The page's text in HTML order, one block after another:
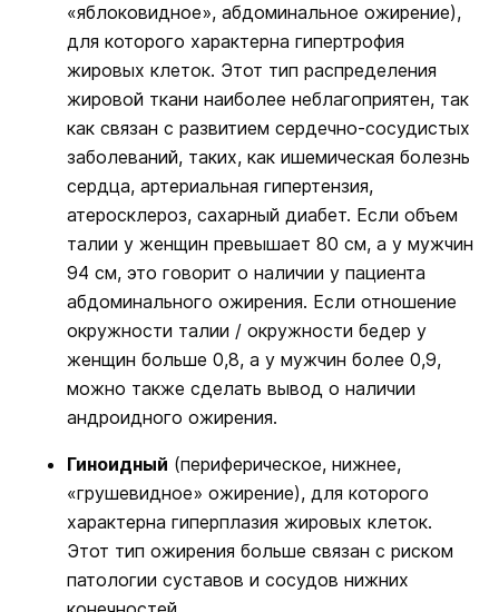
«яблоковидное», абдоминальное ожирение),
для которого характерна гипертрофия
жировых клеток. Этот тип распределения
жировой ткани наиболее неблагоприятен, так
как связан с развитием сердечно-сосудистых
заболеваний, таких, как ишемическая болезнь
сердца, артериальная гипертензия,
атеросклероз, сахарный диабет. Если объем
талии у женщин превышает 80 см, а у мужчин
94 см, это говорит о наличии у пациента
абдоминального ожирения. Если отношение
окружности талии / окружности бедер у
женщин больше 0,8, а у мужчин более 0,9,
можно также сделать вывод о наличии
андроидного ожирения.
Гиноидный (периферическое, нижнее,
«грушевидное» ожирение), для которого
характерна гиперплазия жировых клеток.
Этот тип ожирения больше связан с риском
патологии суставов и сосудов нижних